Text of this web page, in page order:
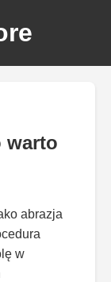
warto
abrazja
w